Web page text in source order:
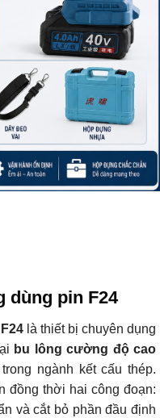
dùng pin F24
F24là thiết bị chuyên dụng
bu lông cường độ cao
ngành kết cấu thép.
đồng thời hai công đoạn:
và cắt bỏ phần đầu định